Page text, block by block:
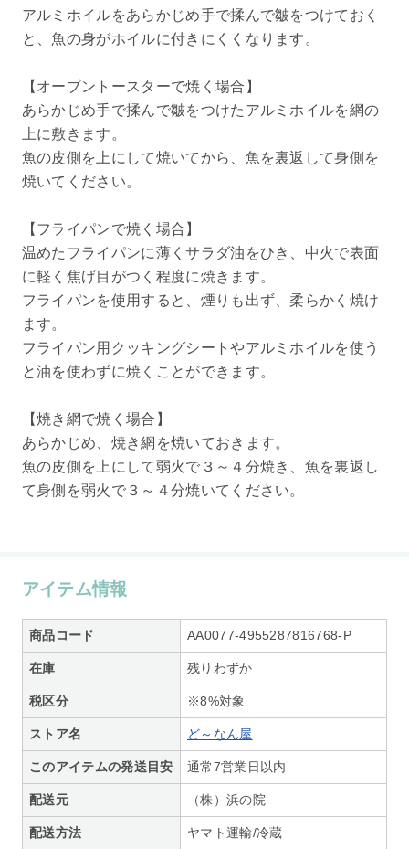
アルミホイルをあらかじめ手で揉んで皺をつけておく
と、魚の身がホイルに付きにくくなります。
【オーブントースターで焼く場合】
あらかじめ手で揉んで皺をつけたアルミホイルを網の
上に敷きます。
魚の皮側を上にして焼いてから、魚を裏返して身側を
焼いてください。
【フライパンで焼く場合】
温めたフライパンに薄くサラダ油をひき、中火で表面
に軽く焦げ目がつく程度に焼きます。
フライパンを使用すると、煙りも出ず、柔らかく焼け
ます。
フライパン用クッキングシートやアルミホイルを使う
と油を使わずに焼くことができます。
【焼き網で焼く場合】
あらかじめ、焼き網を焼いておきます。
魚の皮側を上にして弱火で３～４分焼き、魚を裏返し
て身側を弱火で３～４分焼いてください。
アイテム情報
商品コード AA0077-4955287816768-P
在庫 残りわずか
税区分 ※8%対象
ストア名 ど～なん屋
このアイテムの発送目安 通常7営業日以内
配送元 （株）浜の院
配送方法 ヤマト運輸/冷蔵